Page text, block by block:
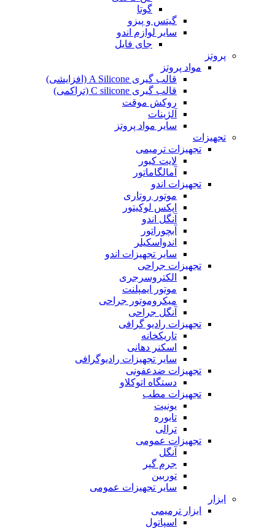
گوتا
گیتس و پیزو
سایر لوازم اندو
جای فایل
پروتز
مواد پروتز
قالب گیری A Silicone (افزایشی)
قالب گیری C silicone (تراکمی)
روکش موقت
آلژینات
سایر مواد پروتز
تجهیزات
تجهیزات ترمیمی
لایت کیور
آمالگاماتور
تجهیزات اندو
موتور روتاری
اپکس لوکیتور
آنگل اندو
آبچوراتور
اندواسکیلر
سایر تجهیزات اندو
تجهیزات جراحی
الکتروسرجری
موتور ایمپلنت
میکروموتور جراحی
آنگل جراحی
تجهیزات رادیو گرافی
تاریکخانه
اسکنر دهانی
سایر تجهیزات رادیوگرافی
تجهیزات ضدعفونی
دستگاه اتوکلاو
تجهیزات مطب
یونیت
تابوره
ترالی
تجهیزات عمومی
آنگل
جرم گیر
توربین
سایر تجهیزات عمومی
ابزار
ابزار ترمیمی
اسپاتول